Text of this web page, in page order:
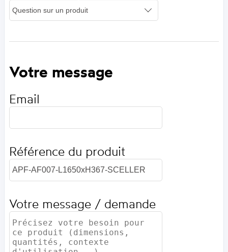
Votre message
Email
Référence du produit
Votre message / demande